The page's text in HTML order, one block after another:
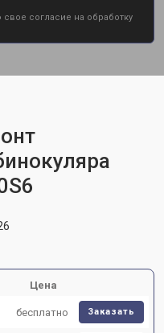
согласие на обработку
Цена
бесплатно Заказать